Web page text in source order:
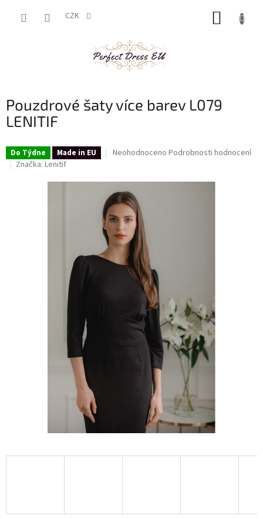
CZK
Pouzdrové šaty více barev L079
LENITIF
Do Týdne Made in EU
Průměrné
je
0,0
z
5
hvězdiček.
Neohodnoceno Podrobnosti hodnocení
Značka: Lenitif